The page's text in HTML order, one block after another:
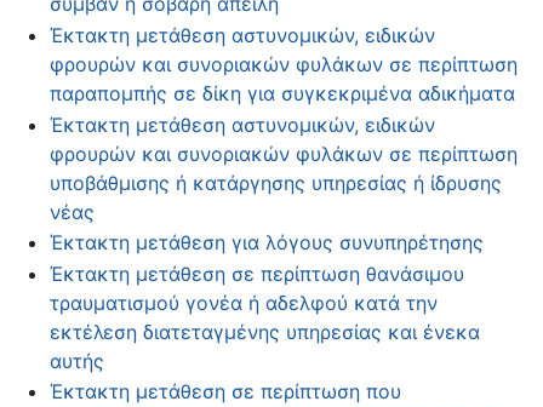
Έκτακτη μετάθεση αστυνομικών, ειδικών
φρουρών και συνοριακών φυλάκων σε περίπτωση
παραπομπής σε δίκη για συγκεκριμένα αδικήματα
Έκτακτη μετάθεση αστυνομικών, ειδικών
φρουρών και συνοριακών φυλάκων σε περίπτωση
υποβάθμισης ή κατάργησης υπηρεσίας ή ίδρυσης
νέας
Έκτακτη μετάθεση για λόγους συνυπηρέτησης
Έκτακτη μετάθεση σε περίπτωση θανάσιμου
τραυματισμού γονέα ή αδελφού κατά την
εκτέλεση διατεταγμένης υπηρεσίας και ένεκα
αυτής
Έκτακτη μετάθεση σε περίπτωση που